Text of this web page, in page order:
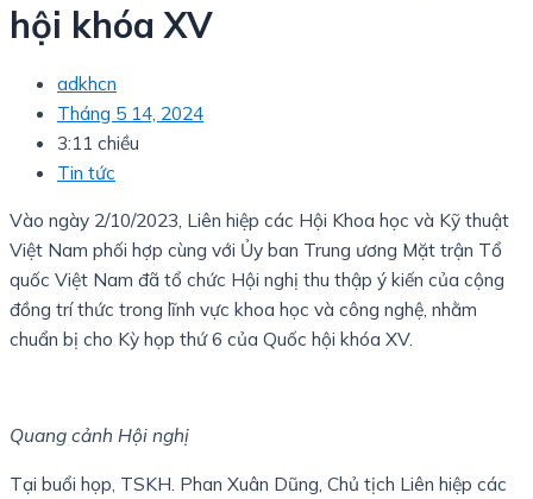
hội khóa XV
adkhcn
Tháng 5 14, 2024
3:11 chiều
Tin tức
Vào ngày 2/10/2023, Liên hiệp các Hội Khoa học và Kỹ thuật
Việt Nam phối hợp cùng với Ủy ban Trung ương Mặt trận Tổ
quốc Việt Nam đã tổ chức Hội nghị thu thập ý kiến của cộng
đồng trí thức trong lĩnh vực khoa học và công nghệ, nhằm
chuẩn bị cho Kỳ họp thứ 6 của Quốc hội khóa XV.
Quang cảnh Hội nghị
Tại buổi họp, TSKH. Phan Xuân Dũng, Chủ tịch Liên hiệp các